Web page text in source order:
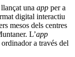
una app per a
digital interactiu
mesos dels centres
L’app
a través del